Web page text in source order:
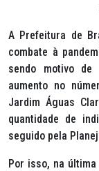
A Prefeitura de
combate à
sendo motivo de
aumento no
Jardim Águas
quantidade de
seguido pela
Por isso, na